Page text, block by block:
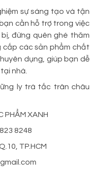
sự sáng tạo và tận
cần hỗ trợ trong việc
đừng quên ghé thăm
cấp các sản phẩm chất
dụng, giúp bạn dễ
nhà.
ly trà tắc trân châu
PHẨM XANH
8248
TP.HCM